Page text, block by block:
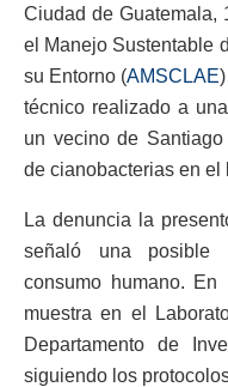
Ciudad de Guatemala,
el Manejo Sustentable
su Entorno (AMSCLAE
técnico realizado a
un vecino de
de cianobacterias en el
La denuncia la
señaló una posible
consumo humano. En
muestra en el
Departamento de
siguiendo los